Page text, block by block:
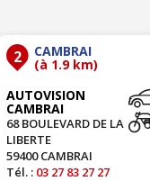
2 CAMBRAI
(à 1.9 km)
AUTOVISION
CAMBRAI
68 BOULEVARD DE LA
LIBERTE
59400 CAMBRAI
Tél. : 03 27 83 27 27